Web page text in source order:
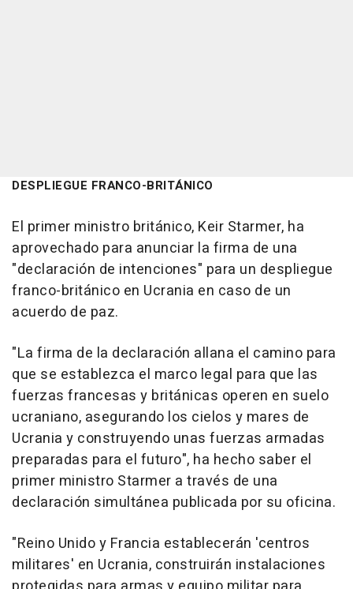
DESPLIEGUE FRANCO-BRITÁNICO
El primer ministro británico, Keir Starmer, ha
aprovechado para anunciar la firma de una
"declaración de intenciones" para un despliegue
franco-británico en Ucrania en caso de un
acuerdo de paz.
"La firma de la declaración allana el camino para
que se establezca el marco legal para que las
fuerzas francesas y británicas operen en suelo
ucraniano, asegurando los cielos y mares de
Ucrania y construyendo unas fuerzas armadas
preparadas para el futuro", ha hecho saber el
primer ministro Starmer a través de una
declaración simultánea publicada por su oficina.
"Reino Unido y Francia establecerán 'centros
militares' en Ucrania, construirán instalaciones